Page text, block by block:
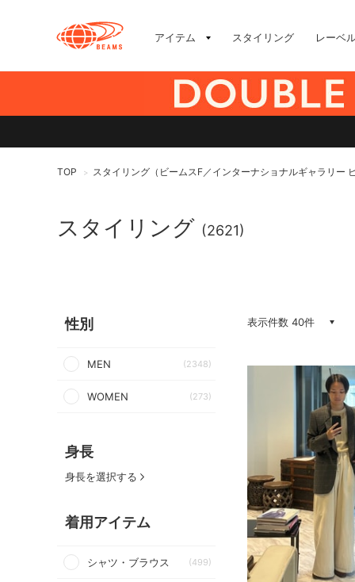
アイテム スタイリング レーベ
TOP > スタイリング（ビームスF／インターナショナルギャラリー
スタイリング (2621)
性別
MEN (2348)
WOMEN (273)
身長
身長を選択する
着用アイテム
シャツ・ブラウス (499)
表示件数 40件